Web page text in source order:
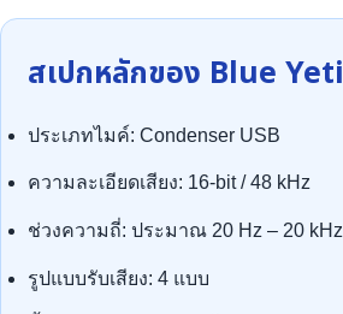
สเปกหลักของ Blue Yeti
ประเภทไมค์: Condenser USB
ความละเอียดเสียง: 16-bit / 48 kHz
ช่วงความถี่: ประมาณ 20 Hz – 20 kHz
รูปแบบรับเสียง: 4 แบบ